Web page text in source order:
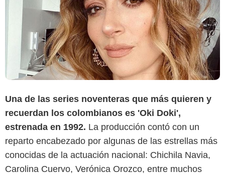
Una de las series noventeras que más quieren y
recuerdan los colombianos es 'Oki Doki',
estrenada en 1992. La producción contó con un
reparto encabezado por algunas de las estrellas más
conocidas de la actuación nacional: Chichila Navia,
Carolina Cuervo, Verónica Orozco, entre muchos
IMDb